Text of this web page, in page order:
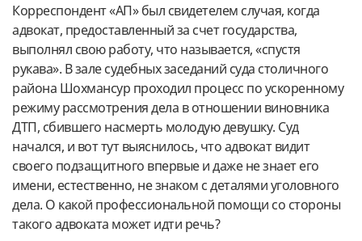
Корреспондент «АП» был свидетелем случая, когда
адвокат, предоставленный за счет государства,
выполнял свою работу, что называется, «спустя
рукава». В зале судебных заседаний суда столичного
района Шохмансур проходил процесс по ускоренному
режиму рассмотрения дела в отношении виновника
ДТП, сбившего насмерть молодую девушку. Суд
начался, и вот тут выяснилось, что адвокат видит
своего подзащитного впервые и даже не знает его
имени, естественно, не знаком с деталями уголовного
дела. О какой профессиональной помощи со стороны
такого адвоката может идти речь?